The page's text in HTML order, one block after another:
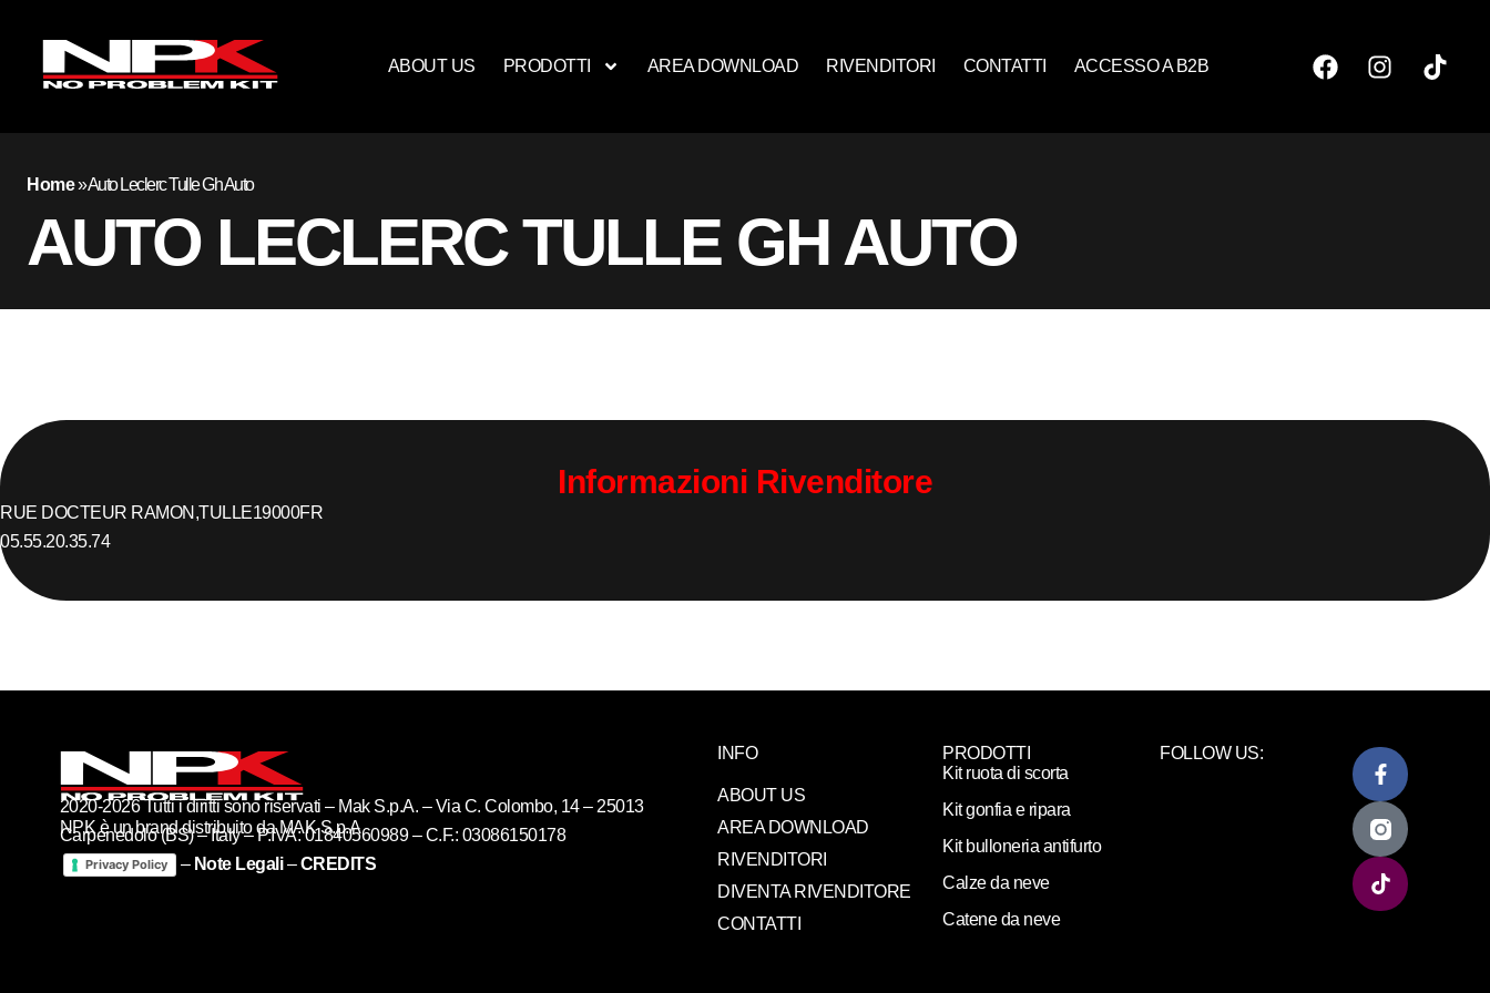
ABOUT US PRODOTTI AREA DOWNLOAD RIVENDITORI CONTATTI ACCESSO A B2B
Home»Auto Leclerc Tulle Gh Auto
AUTO LECLERC TULLE GH AUTO
Informazioni Rivenditore
RUE DOCTEUR RAMON,TULLE19000FR
05.55.20.35.74
NPK è un brand distribuito da MAK S.p.A
2020-2026 Tutti i diritti sono riservati – Mak S.p.A. – Via C. Colombo, 14 – 25013
Carpenedolo (BS) – Italy – P.IVA: 01840560989 – C.F.: 03086150178
Privacy Policy – Note Legali–CREDITS
INFO
ABOUT US
AREA DOWNLOAD
RIVENDITORI
DIVENTA RIVENDITORE
CONTATTI
PRODOTTI
Kit ruota di scorta
Kit gonfia e ripara
Kit bulloneria antifurto
Calze da neve
Catene da neve
FOLLOW US: